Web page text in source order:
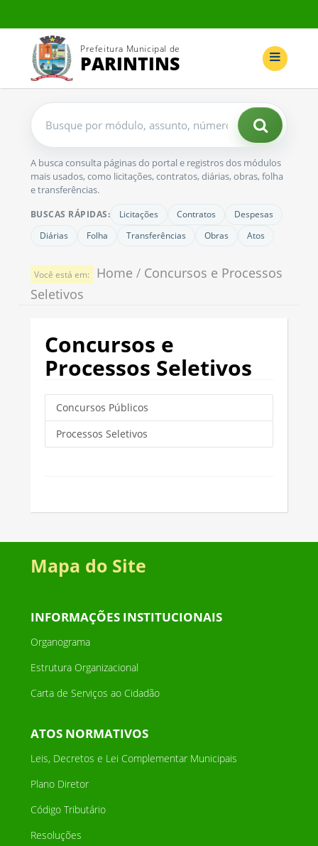
Prefeitura Municipal de
PARINTINS
Buscar
no
A busca consulta páginas do portal e registros dos módulos
mais usados, como licitações, contratos, diárias, obras, folha
e transferências.
BUSCAS RÁPIDAS: Licitações Contratos
Despesas
Diárias
Folha Transferências Obras Atos
Você está em: Home / Concursos e Processos
Seletivos
Concursos e
Processos Seletivos
Concursos Públicos
Processos Seletivos
Mapa do Site
INFORMAÇÕES INSTITUCIONAIS
Organograma
Estrutura Organizacional
Carta de Serviços ao Cidadão
ATOS NORMATIVOS
Leis, Decretos e Lei Complementar Municipais
Plano Diretor
Código Tributário
Resoluções